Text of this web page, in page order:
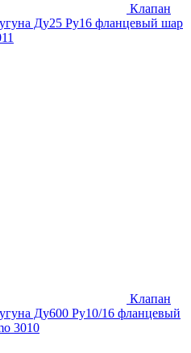
Клапан
Ду25 Ру16 фланцевый шар
Клапан
Ду600 Ру10/16 фланцевый
3010